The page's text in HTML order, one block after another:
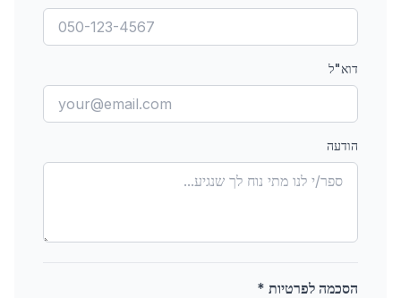
דוא"ל
הודעה
הסכמה לפרטיות *